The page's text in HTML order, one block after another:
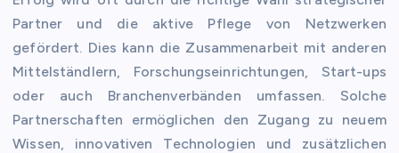
Partner und die aktive Pflege von Netzwerken
gefördert. Dies kann die Zusammenarbeit mit anderen
Mittelständlern, Forschungseinrichtungen, Start-ups
oder auch Branchenverbänden umfassen. Solche
Partnerschaften ermöglichen den Zugang zu neuem
Wissen, innovativen Technologien und zusätzlichen